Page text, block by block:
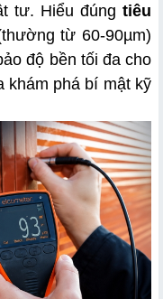
tư. Hiểu đúng tiêu
từ 60-90µm)
độ bền tối đa cho
khám phá bí mật kỹ